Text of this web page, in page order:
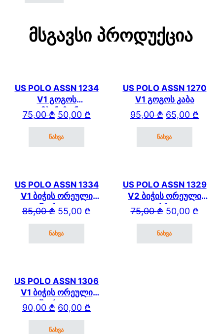
Მსგავსი Პროდუქცია
US POLO ASSN 1234
V1 გოგოს
კომბინეზონი
75,00₾ Original price was: 75,00 ₾.
50,00 ₾
Current price is: 50,00 ₾.
ნახვა
US POLO ASSN 1270
V1 გოგოს კაბა
95,00₾ Original price
65,00 ₾
Current price is:
ნახვა
US POLO ASSN 1334
V1 ბიჭის ორეული
შორტით
85,00₾ Original price was: 85,00 ₾.
55,00 ₾
Current price is: 55,00 ₾.
ნახვა
US POLO ASSN 1329
V2 ბიჭის ორეული
კაპრით
75,00₾ Original price
50,00 ₾
Current price is:
ნახვა
US POLO ASSN 1306
V1 ბიჭის ორეული
შორტით
90,00₾ Original price was: 90,00 ₾.
60,00 ₾
Current price is: 60,00 ₾.
ნახვა